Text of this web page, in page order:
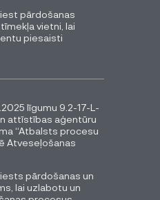
pārdošanas
vietni, lai
piesaisti
līgumu 9.2-17-L-
attīstības aģentūru
“Atbalsts procesu
Atveseļošanas
pārdošanas un
lai uzlabotu un